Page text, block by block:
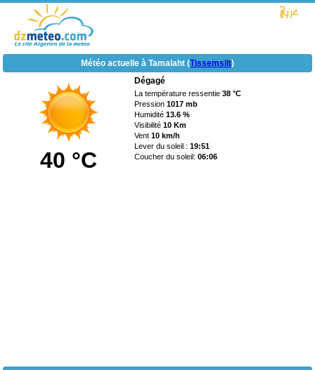
Météo actuelle à Tamalaht (Tissemsilt)
40 °C
Dégagé
La température ressentie38 °C
Pression1017 mb
Humidité13.6 %
Visibilité10 Km
Vent10 km/h
Lever du soleil :19:51
Coucher du soleil:06:06